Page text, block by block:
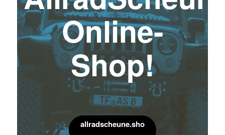
Online-
Shop!
allradscheune.sho